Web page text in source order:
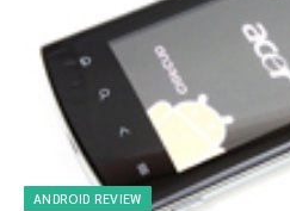
ANDROID REVIEW